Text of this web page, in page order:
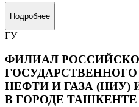
Подробнее
ГУ
ФИЛИАЛ
НЕФТИ И ГАЗА
В ГОРОДЕ ТАШКЕНТЕ